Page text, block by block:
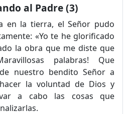
al Padre (3)
en la tierra, el Señor pudo
«Yo te he glorificado
la obra que me diste que
palabras! Que
nuestro bendito Señor a
la voluntad de Dios y
a cabo las cosas que